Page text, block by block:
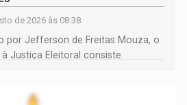
de 2026 às 08:38
por Jefferson de Freitas Mouza, o
Justiça Eleitoral consiste